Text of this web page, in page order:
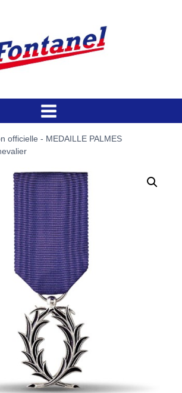
officielle - MEDAILLE PALMES